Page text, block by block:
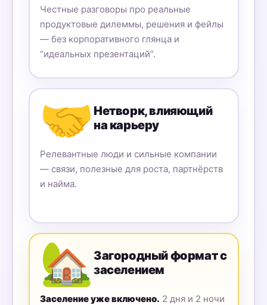
Честные разговоры про реальные
продуктовые дилеммы, решения и фейлы
— без корпоративного глянца и
“идеальных презентаций”.
🤝 Нетворк, влияющий
на карьеру
Релевантные люди и сильные компании
— связи, полезные для роста, партнёрств
и найма.
🏡 Загородный формат с
заселением
Заселение уже включено. 2 дня и 2 ночи